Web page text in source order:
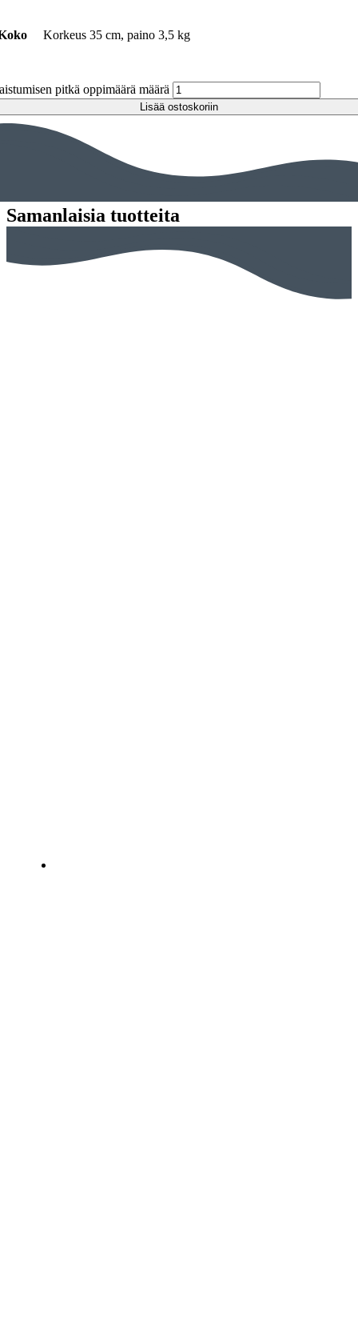
Korkeus 35 cm, paino 3,5 kg
pitkä oppimäärä määrä
Lisää ostoskoriin
Samanlaisia tuotteita